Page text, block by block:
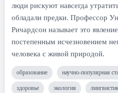
люди рискуют навсегда
обладали предки. Профессор
Ричардсон называет это
постепенным исчезновением
человека с живой природой.
образование научно-популярная
здоровье экология